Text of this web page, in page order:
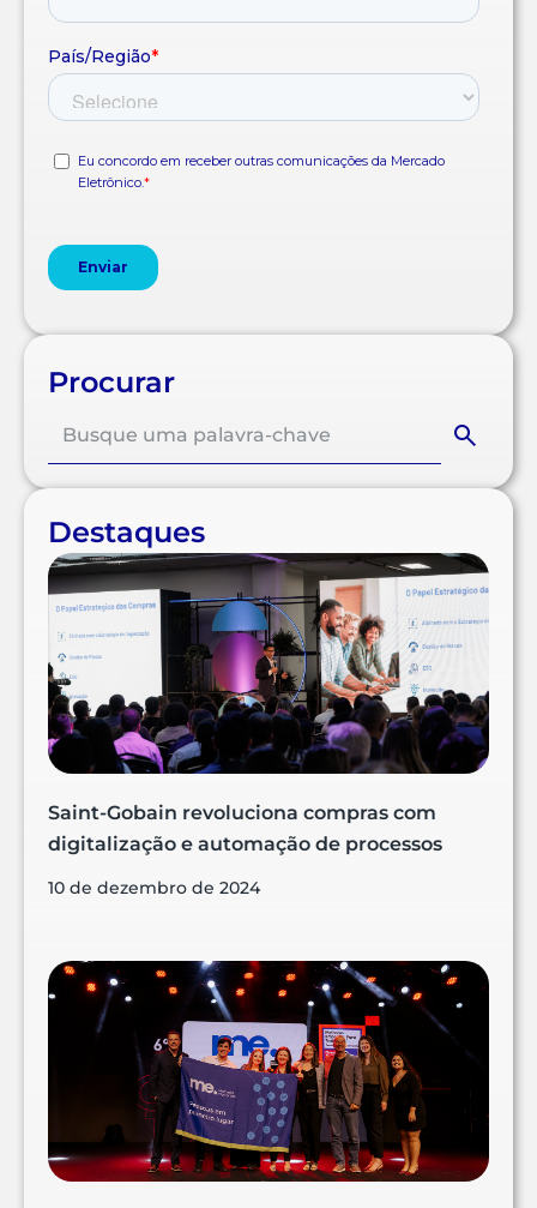
Procurar
Destaques
Saint-Gobain revoluciona compras com
digitalização e automação de processos
10 de dezembro de 2024